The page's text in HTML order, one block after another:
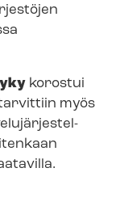
korostui
myös